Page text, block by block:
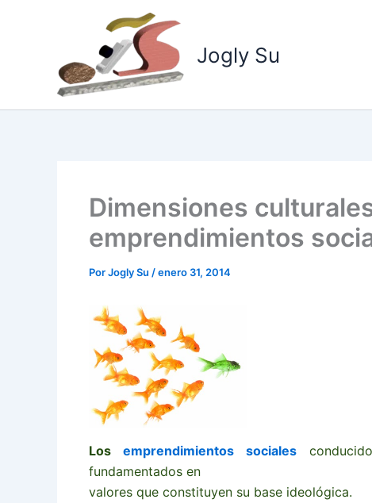
Jogly Su
Dimensiones
emprendimientos
PorJogly Su /enero 31, 2014
Los emprendimientos sociales
fundamentados en
valores que constituyen su base ideológica.